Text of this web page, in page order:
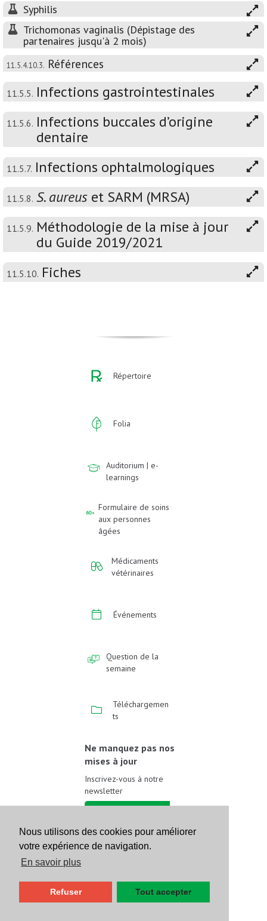
Nous utilisons des cookies pour améliorer
votre expérience de navigation.
En savoir plus
Refuser Tout accepter
Syphilis
Trichomonas vaginalis (Dépistage des
partenaires jusqu'à 2 mois)
11.5.4.10.3. Références
11.5.5. Infections gastrointestinales
11.5.6. Infections buccales d’origine
dentaire
11.5.7. Infections ophtalmologiques
11.5.8. S. aureus et SARM (MRSA)
11.5.9. Méthodologie de la mise à jour
du Guide 2019/2021
11.5.10. Fiches
Répertoire
Folia
Auditorium | e-
learnings
Formulaire de soins
aux personnes
âgées
Médicaments
vétérinaires
Événements
Question de la
semaine
Téléchargemen
ts
Ne manquez pas nos
mises à jour
Inscrivez-vous à notre
newsletter
Suivez-nous sur les